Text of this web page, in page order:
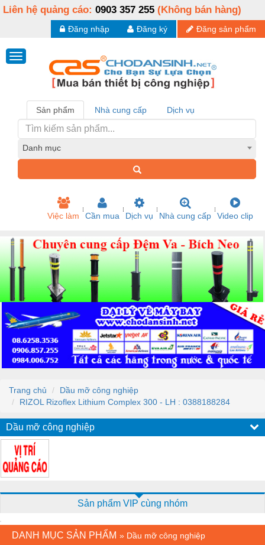
Liên hệ quảng cáo: 0903 357 255 (Không bán hàng)
Đăng sản phẩm
Đăng ký
Đăng nhập
Sản phẩm Nhà cung cấp Dịch vụ
Danh mục
Việc làm Cần mua Dịch vụ Nhà cung cấp Video clip
Trang chủ
Dầu mỡ công nghiệp
RIZOL Rizoflex Lithium Complex 300 - LH : 0388188284
Dầu mỡ công nghiệp
Sản phẩm VIP cùng nhóm
DANH MỤC SẢN PHẨM » Dầu mỡ công nghiệp